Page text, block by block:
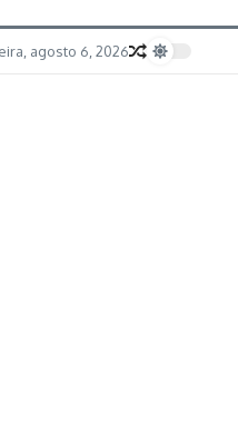
agosto 6, 2026